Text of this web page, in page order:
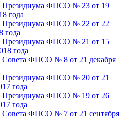
Президиума ФПСО № 23 от 19
года
Президиума ФПСО № 22 от 22
года
Президиума ФПСО № 21 от 15
года
Совета ФПСО № 8 от 21 декабря
Президиума ФПСО № 20 от 21
года
Президиума ФПСО № 19 от 26
года
Совета ФПСО № 7 от 21 сентября